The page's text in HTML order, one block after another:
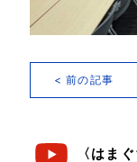
< 前の記事
〈はま